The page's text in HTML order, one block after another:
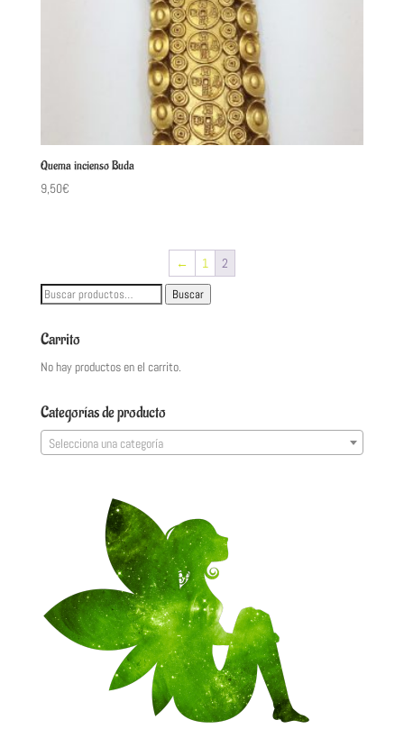
Quema incienso Buda
9,50€
← 1
2
Buscar
Buscar
Carrito
No hay productos en el carrito.
Categorías de producto
Selecciona una categoría